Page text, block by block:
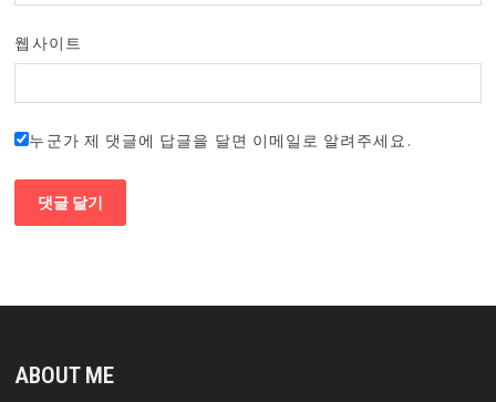
웹사이트
누군가 제 댓글에 답글을 달면 이메일로 알려주세요.
ABOUT ME